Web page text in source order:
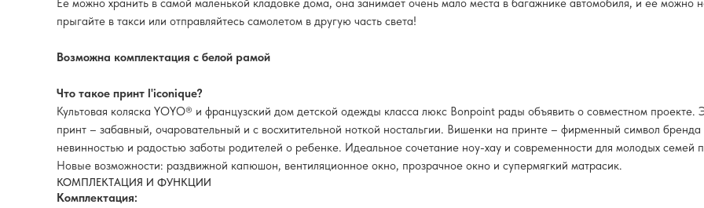
Ее можно хранить в самой маленькой кладовке дома, она занимает очень мало места в багажнике автомобиля, и ее можно
прыгайте в такси или отправляйтесь самолетом в другую часть света!
Возможна комплектация с белой рамой
Что такое принт l'iconique?
Культовая коляска YOYO® и французский дом детской одежды класса люкс Bonpoint рады объявить о совместном
принт – забавный, очаровательный и с восхитительной ноткой ностальгии. Вишенки на принте – фирменный символ
невинностью и радостью заботы родителей о ребенке. Идеальное сочетание ноу-хау и современности для молодых семей
Новые возможности: раздвижной капюшон, вентиляционное окно, прозрачное окно и супермягкий матрасик.
КОМПЛЕКТАЦИЯ И ФУНКЦИИ
Комплектация: